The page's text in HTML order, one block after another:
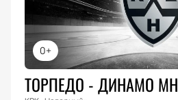
0+
ТОРПЕДО - ДИНАМО МН